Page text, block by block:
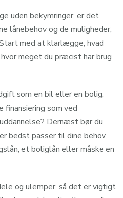
uden bekymringer, er det
lånebehov og de muligheder,
med at klarlægge, hvad
meget du præcist har brug
som en bil eller en bolig,
finansiering som ved
Dernæst bør du
bedst passer til dine behov,
et boliglån eller måske en
og ulemper, så det er vigtigt